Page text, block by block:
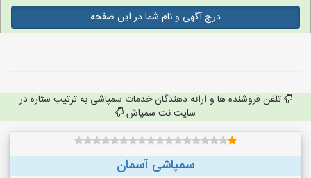
درج آگهی و نام شما در این صفحه
تلفن فروشنده ها و ارائه دهندگان خدمات سمپاشی به ترتیب ستاره در
سایت نت سمپاش
سمپاشی آسمان